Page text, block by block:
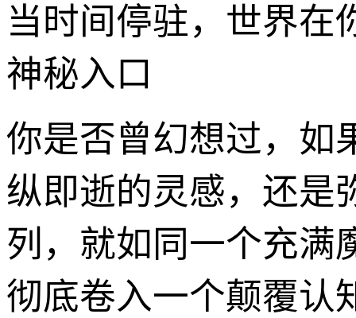
当时间停驻，世界在
神秘入口
你是否曾幻想过，如
纵即逝的灵感，还是
列，就如同一个充满
彻底卷入一个颠覆认